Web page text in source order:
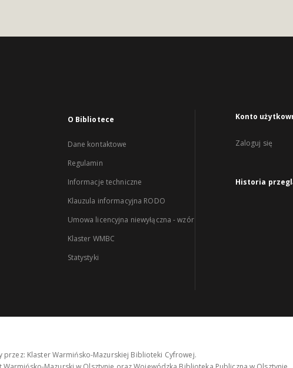
O Bibliotece
Dane kontaktowe
Regulamin
Informacje techniczne
Klauzula informacyjna RODO
Umowa licencyjna niewyłączna - wzór
Klaster WMBC
Statystyki
Konto
Zaloguj się
Historia
przez: Klaster Warmińsko-Mazurskiej Biblioteki Cyfrowej.